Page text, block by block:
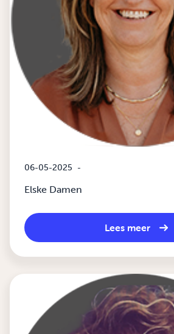
06-05-2025 -
Elske Damen
Lees meer